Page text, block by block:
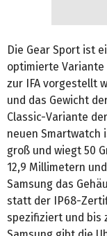
Die Gear Sport ist
optimierte Variante
zur IFA vorgestellt
und das Gewicht
Classic-Variante
neuen Smartwatch
groß und wiegt 50
12,9 Millimetern
Samsung das
statt der IP68-
spezifiziert und bis